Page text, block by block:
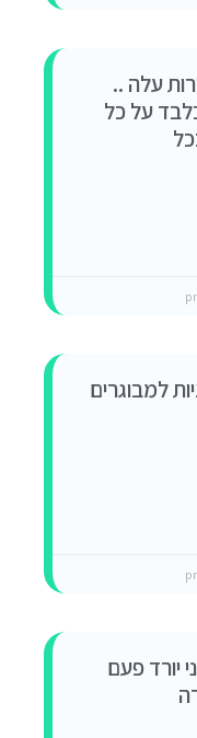
אצל המצרים 400לירות עלה ..
על כל
למבוגרים
יורד פעם